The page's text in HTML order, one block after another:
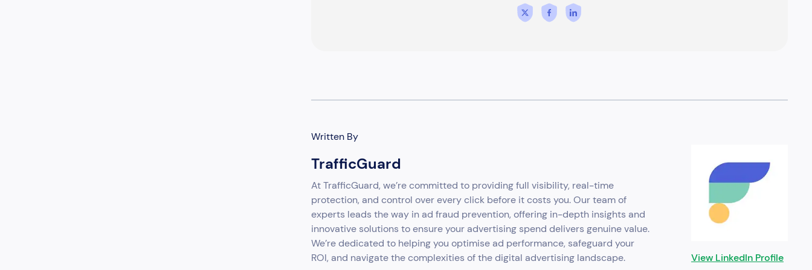
Written By
TrafficGuard
At TrafficGuard, we’re committed to providing full visibility, real-time
protection, and control over every click before it costs you. Our team of
experts leads the way in ad fraud prevention, offering in-depth insights and
innovative solutions to ensure your advertising spend delivers genuine value.
We’re dedicated to helping you optimise ad performance, safeguard your
ROI, and navigate the complexities of the digital advertising landscape.
View LinkedIn Profile